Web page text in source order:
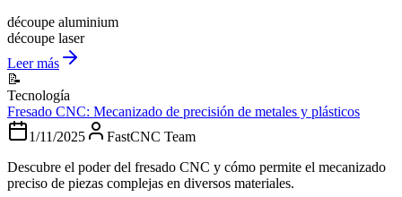
découpe aluminium
découpe laser
Leer más
📝
Tecnología
Fresado CNC: Mecanizado de precisión de metales y plásticos
1/11/2025
FastCNC Team
Descubre el poder del fresado CNC y cómo permite el mecanizado
preciso de piezas complejas en diversos materiales.